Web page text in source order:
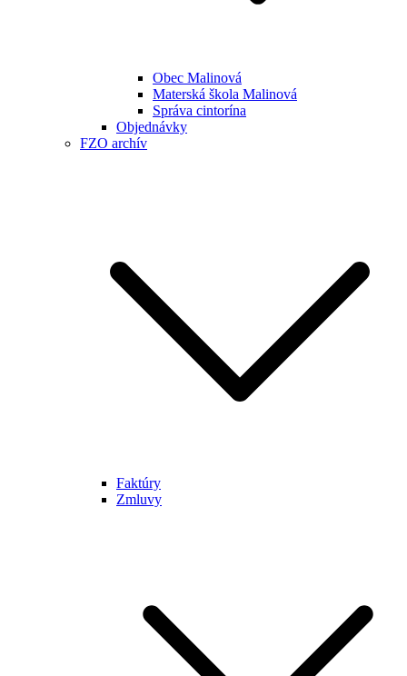
Obec Malinová
Materská škola Malinová
Správa cintorína
Objednávky
FZO archív
Faktúry
Zmluvy